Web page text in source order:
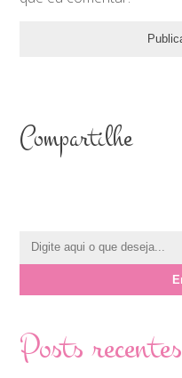
Compartilhe
Posts recentes